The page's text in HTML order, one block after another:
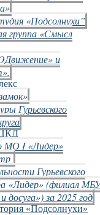
«Подсолнухи”
группа «Смысл
и
Гурьевского
МО I «Лидер»
Гурьевского
«Лидер» (филиал
за 2025 год
«Подсолнухи»